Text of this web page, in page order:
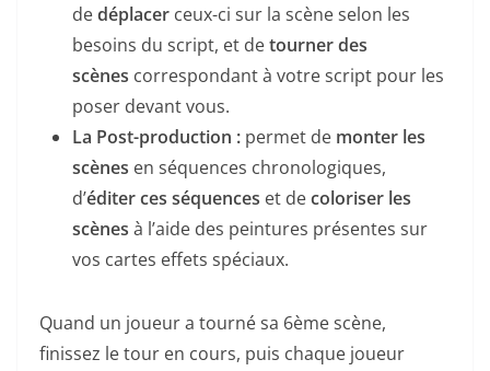
dedéplacer ceux-ci sur la scène selon les
besoins du script, et detourner des
scènes correspondant à votre script pour les
poser devant vous.
La Post-production : permet de monter les
scènes en séquences chronologiques,
d’éditer ces séquences et decoloriser les
scènes à l’aide des peintures présentes sur
vos cartes effets spéciaux.
Quand un joueur a tourné sa 6ème scène,
finissez le tour en cours, puis chaque joueur